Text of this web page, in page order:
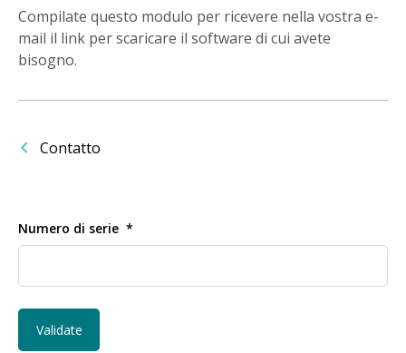
Compilate questo modulo per ricevere nella vostra e-
mail il link per scaricare il software di cui avete
bisogno.
Contatto
Numero di serie